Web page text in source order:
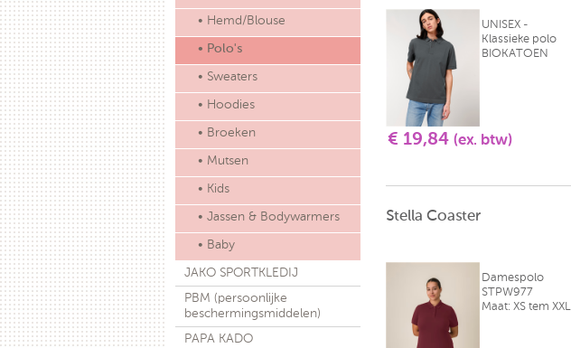
• Hemd/Blouse
• Polo's
• Sweaters
• Hoodies
• Broeken
• Mutsen
• Kids
• Jassen & Bodywarmers
• Baby
JAKO SPORTKLEDIJ
PBM (persoonlijke
beschermingsmiddelen)
PAPA KADO
€ 19,84 (ex. btw)
UNISEX -
Klassieke polo
BIOKATOEN
Stella Coaster
Damespolo
STPW977
Maat: XS tem XXL